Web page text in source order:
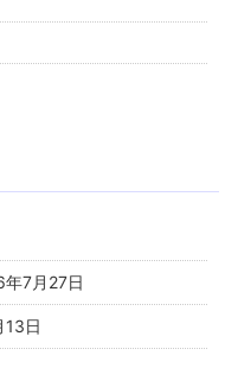
年7月27日
13日